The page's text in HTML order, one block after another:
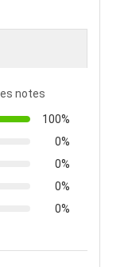
notes
100%
0%
0%
0%
0%